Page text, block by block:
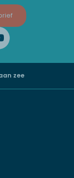
zee